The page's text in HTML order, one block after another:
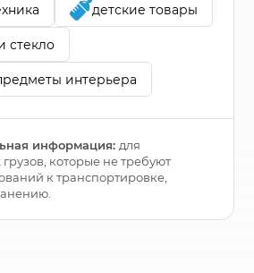
детские товары
стекло
интерьера
информация: для
которые не требуют
к транспортировке,